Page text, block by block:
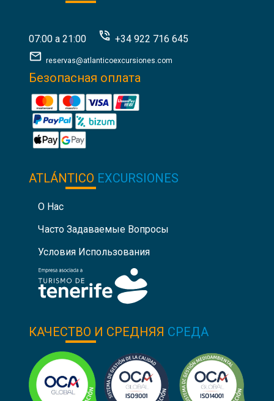
07:00 a 21:00 +34 922 716 645
reservas@atlanticoexcursiones.com
Безопасная оплата
ATLÁNTICO EXCURSIONES
О Нас
Часто Задаваемые Вопросы
Условия Использования
КАЧЕСТВО И СРЕДНЯЯ СРЕДА